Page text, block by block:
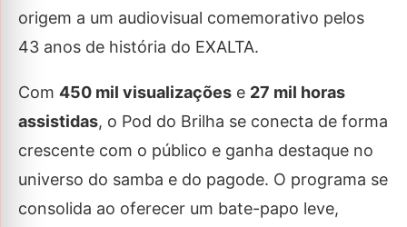
origem a um audiovisual comemorativo pelos
43 anos de história do EXALTA.
Com 450 mil visualizações e 27 mil horas
assistidas, o Pod do Brilha se conecta de forma
crescente com o público e ganha destaque no
universo do samba e do pagode. O programa se
consolida ao oferecer um bate-papo leve,